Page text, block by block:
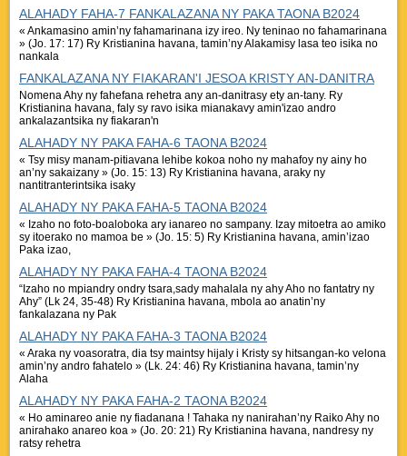
ALAHADY FAHA-7 FANKALAZANA NY PAKA TAONA B2024
« Ankamasino amin’ny fahamarinana izy ireo. Ny teninao no fahamarinana
» (Jo. 17: 17) Ry Kristianina havana, tamin’ny Alakamisy lasa teo isika no
nankala
FANKALAZANA NY FIAKARAN'I JESOA KRISTY AN-DANITRA
Nomena Ahy ny fahefana rehetra any an-danitrasy ety an-tany. Ry
Kristianina havana, faly sy ravo isika mianakavy amin'izao andro
ankalazantsika ny fiakaran'n
ALAHADY NY PAKA FAHA-6 TAONA B2024
« Tsy misy manam-pitiavana lehibe kokoa noho ny mahafoy ny ainy ho
an’ny sakaizany » (Jo. 15: 13) Ry Kristianina havana, araky ny
nantitranterintsika isaky
ALAHADY NY PAKA FAHA-5 TAONA B2024
« Izaho no foto-boaloboka ary ianareo no sampany. Izay mitoetra ao amiko
sy itoerako no mamoa be » (Jo. 15: 5) Ry Kristianina havana, amin’izao
Paka izao,
ALAHADY NY PAKA FAHA-4 TAONA B2024
“Izaho no mpiandry ondry tsara,sady mahalala ny ahy Aho no fantatry ny
Ahy” (Lk 24, 35-48) Ry Kristianina havana, mbola ao anatin’ny
fankalazana ny Pak
ALAHADY NY PAKA FAHA-3 TAONA B2024
« Araka ny voasoratra, dia tsy maintsy hijaly i Kristy sy hitsangan-ko velona
amin’ny andro fahatelo » (Lk. 24: 46) Ry Kristianina havana, tamin’ny
Alaha
ALAHADY NY PAKA FAHA-2 TAONA B2024
« Ho aminareo anie ny fiadanana ! Tahaka ny nanirahan’ny Raiko Ahy no
anirahako anareo koa » (Jo. 20: 21) Ry Kristianina havana, nandresy ny
ratsy rehetra